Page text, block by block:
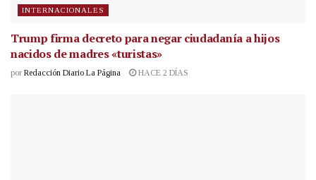
INTERNACIONALES
Trump firma decreto para negar ciudadanía a hijos
nacidos de madres «turistas»
por Redacción Diario La Página HACE 2 DÍAS